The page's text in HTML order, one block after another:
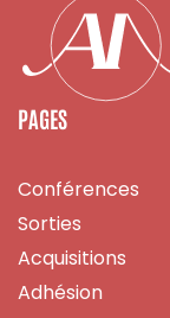
PAGES
Conférences
Sorties
Acquisitions
Adhésion